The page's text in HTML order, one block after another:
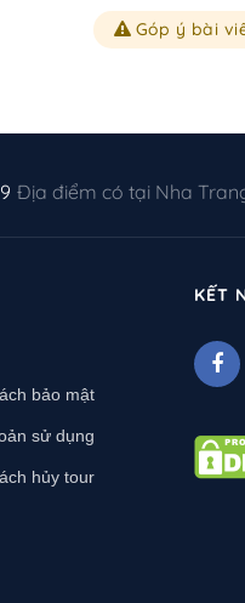
Góp ý bài
Địa điểm có tại Nha
bảo mật
sử dụng
hủy tour
KẾT